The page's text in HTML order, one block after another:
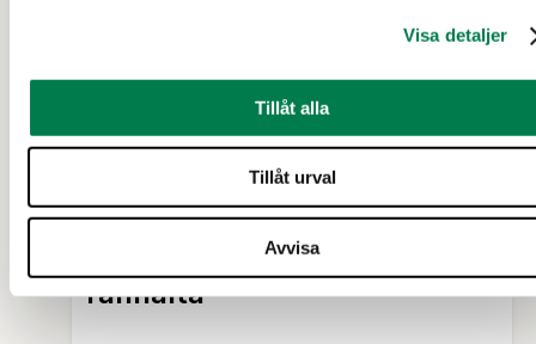
Visa detaljer
Tillåt alla
Tillåt urval
Avvisa
TOMT (OUTBRUTET OMRÅDE)
Orivesi, Pajukanta,
mökkitontti Längelmäveden
rannalta